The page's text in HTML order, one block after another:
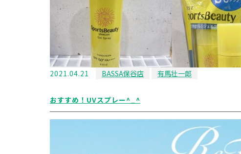
2021.04.21 BASSA保谷店 有馬壮一郎
おすすめ！UVスプレー^_^